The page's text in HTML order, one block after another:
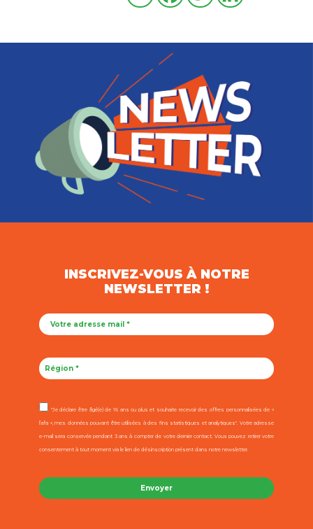
INSCRIVEZ-VOUS À NOTRE
NEWSLETTER !
"Je déclare être âgé(e) de 16 ans ou plus et souhaite recevoir des offres personnalisées de «
l’afa », mes données pouvant être utilisées à des fins statistiques et analytiques". Votre adresse
e-mail sera conservée pendant 3 ans à compter de votre dernier contact. Vous pouvez retirer votre
consentement à tout moment via le lien de désinscription présent dans notre newsletter.